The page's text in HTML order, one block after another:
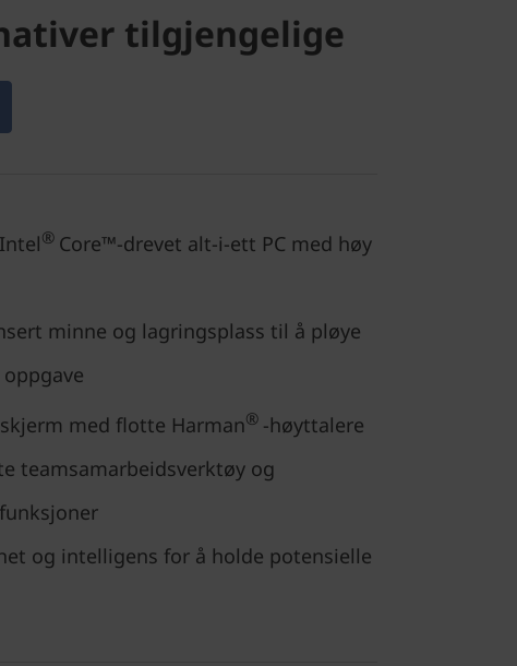
tilgjengelige
® Core™-drevet alt-i-ett PC med høy
minne og lagringsplass til å pløye
med flotte Harman® -høyttalere
teamsamarbeidsverktøy og
og intelligens for å holde potensielle